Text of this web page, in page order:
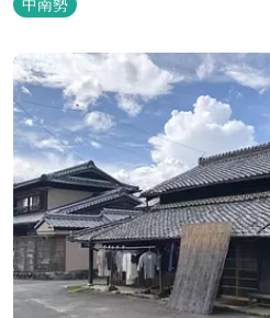
備。テントサウナもご利用いただけ
した「阿曽温泉」もあります。
中南勢